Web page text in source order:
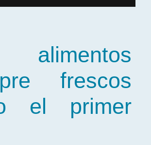
alimentos
frescos
el primer